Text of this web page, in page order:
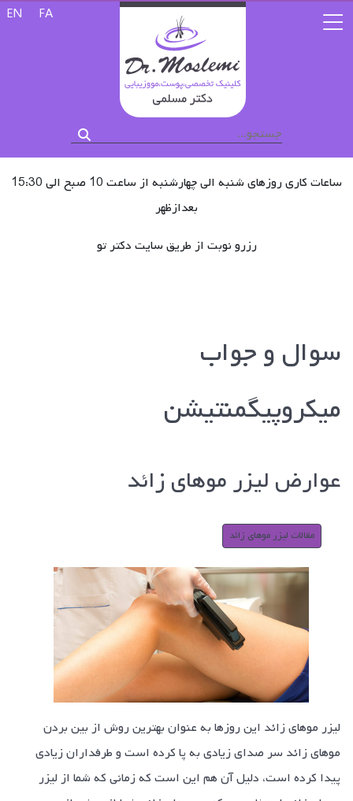
زبان خود
FA
EN
ساعات کاری روزهای شنبه الی چهارشنبه از ساعت 10 صبح الی 15:30
بعدازظهر
رزرو نوبت از طریق سایت دکتر تو
سوال و جواب
میکروپیگمنتیشن
عوارض لیزر موهای زائد
مقالات لیزر موهای زائد
لیزر موهای زائد این روزها به عنوان بهترین روش از بین بردن
موهای زائد سر صدای زیادی به پا کرده است و طرفداران زیادی
پیدا کرده است، دلیل آن هم این است که زمانی که شما از لیزر